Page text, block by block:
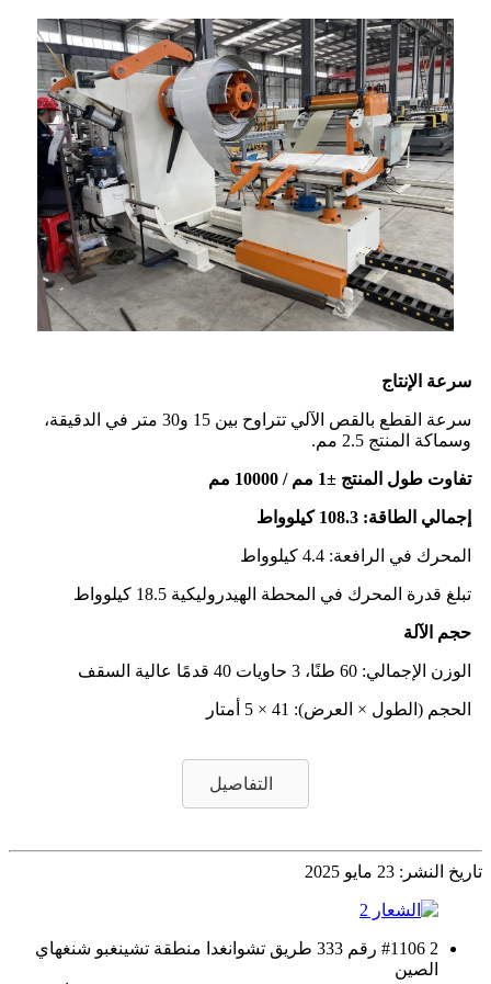
سرعة الإنتاج
سرعة القطع بالقص الآلي تتراوح بين 15 و30 متر في الدقيقة،
وسماكة المنتج 2.5 مم.
تفاوت طول المنتج ±1 مم / 10000 مم
إجمالي الطاقة: 108.3 كيلوواط
المحرك في الرافعة: 4.4 كيلوواط
تبلغ قدرة المحرك في المحطة الهيدروليكية 18.5 كيلوواط
حجم الآلة
الوزن الإجمالي: 60 طنًا، 3 حاويات 40 قدمًا عالية السقف
الحجم (الطول × العرض): 41 × 5 أمتار
التفاصيل
تاريخ النشر: 23 مايو 2025
2 #1106 رقم 333 طريق تشوانغدا منطقة تشينغبو شنغهاي
الصين